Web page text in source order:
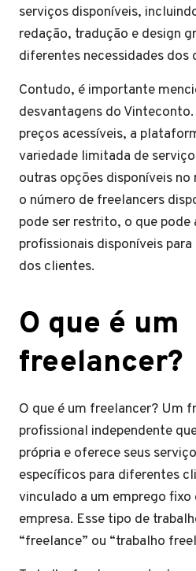
serviços disponíveis,
redação, tradução e design
diferentes necessidades dos
Contudo, é importante
desvantagens do
preços acessíveis, a
variedade limitada de
outras opções disponíveis
o número de freelancers
pode ser restrito, o que
profissionais disponíveis
dos clientes.
O que é um
freelancer?
O que é um freelancer? Um
profissional independente
própria e oferece seus
específicos para diferentes
vinculado a um emprego fixo
empresa. Esse tipo de
“freelance” ou “trabalho